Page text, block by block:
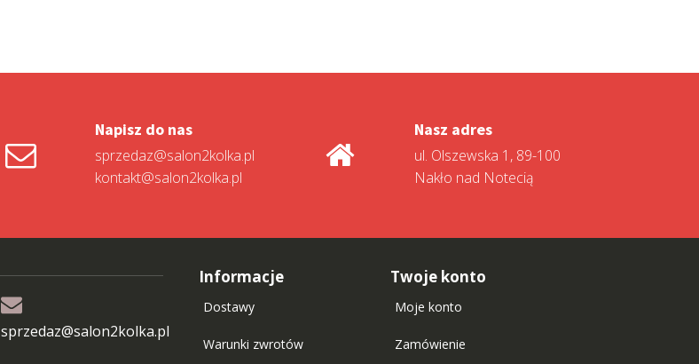
Napisz do nas
sprzedaz@salon2kolka.pl
kontakt@salon2kolka.pl
Nasz adres
ul. Olszewska 1, 89-100
Nakło nad Notecią
sprzedaz@salon2kolka.pl
Informacje
Dostawy
Warunki zwrotów
Twoje konto
Moje konto
Zamówienie